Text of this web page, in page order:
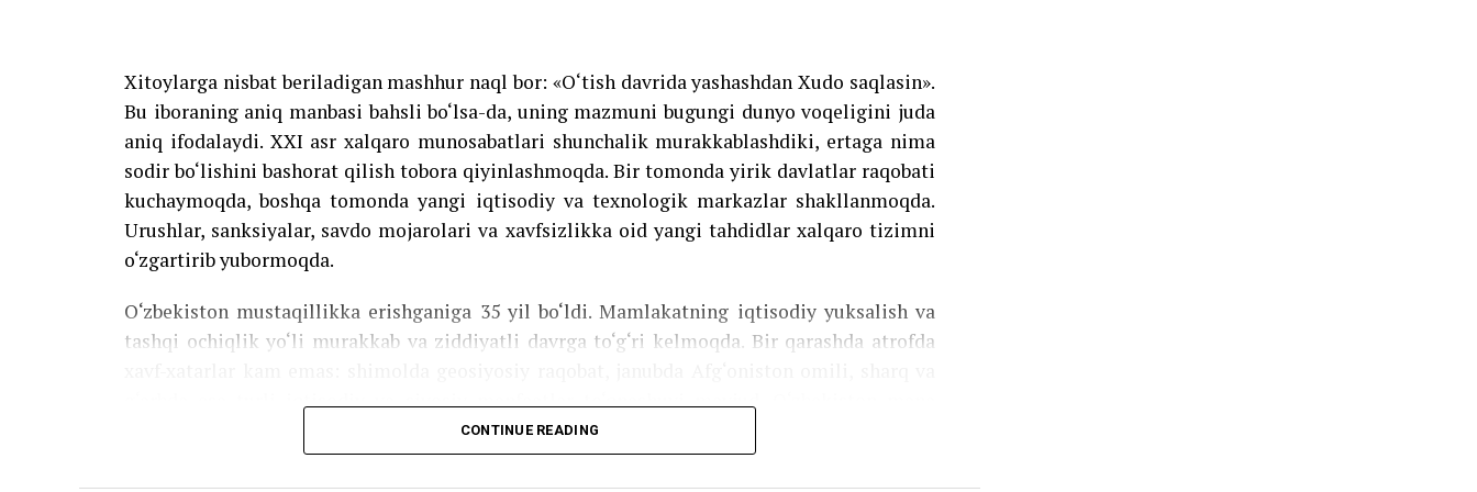
Aytish mumkinki, BMT Bosh Assambleyasi tomonidan ushbu rezolyusiyaning qabul qilinishi
Yangi O‘zbekiston tomonidan yuritilayotgan ochiq, konstruktiv va inson manfaatlariga
qaratilgan tashqi siyosatning, shuningdek, Davlatimiz rahbarining global tashabbuslari
xalqaro maydonda yuksak e’tirof etilayotganining yaqqol isbotidir.
Source link
Xitoylarga nisbat beriladigan mashhur naql bor: «O‘tish davrida yashashdan Xudo saqlasin».
Bu iboraning aniq manbasi bahsli bo‘lsa-da, uning mazmuni bugungi dunyo voqeligini juda
aniq ifodalaydi. XXI asr xalqaro munosabatlari shunchalik murakkablashdiki, ertaga nima
sodir bo‘lishini bashorat qilish tobora qiyinlashmoqda. Bir tomonda yirik davlatlar raqobati
kuchaymoqda, boshqa tomonda yangi iqtisodiy va texnologik markazlar shakllanmoqda.
Urushlar, sanksiyalar, savdo mojarolari va xavfsizlikka oid yangi tahdidlar xalqaro tizimni
o‘zgartirib yubormoqda.
O‘zbekiston mustaqillikka erishganiga 35 yil bo‘ldi. Mamlakatning iqtisodiy yuksalish va
tashqi ochiqlik yo‘li murakkab va ziddiyatli davrga to‘g‘ri kelmoqda. Bir qarashda atrofda
g‘arbda esa turli iqtisodiy va siyosiy manfaatlar to‘qnashuvi mavjud. O‘zbekiston mana
shunday murakkab muhitda muvozanatni saqlab qola olmoqda. Xo‘sh, bunga qanday
CONTINUE READING